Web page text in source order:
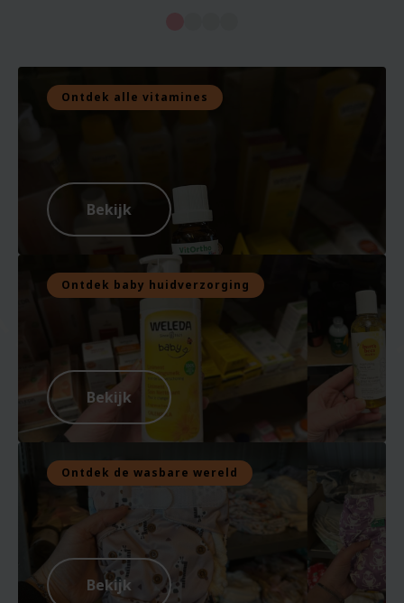
Ontdek alle vitamines
Bekijk
Ontdek baby huidverzorging
Bekijk
Ontdek de wasbare wereld
Bekijk